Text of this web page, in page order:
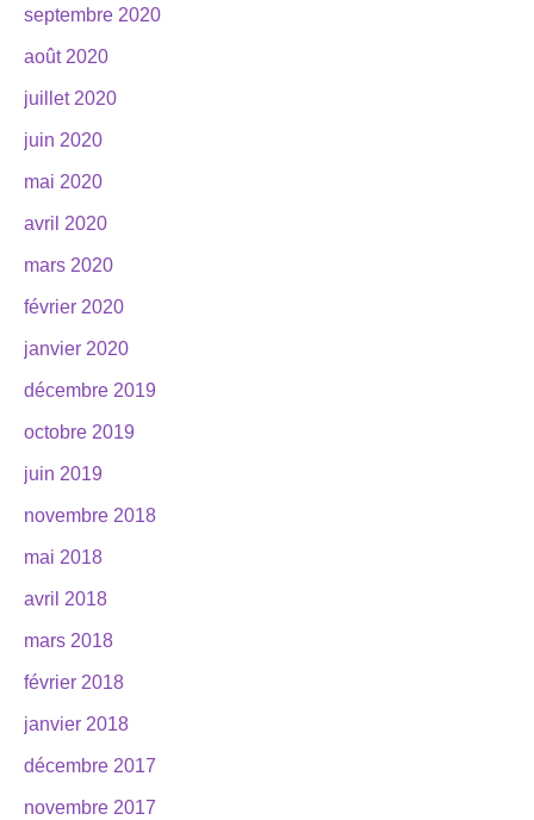
septembre 2020
août 2020
juillet 2020
juin 2020
mai 2020
avril 2020
mars 2020
février 2020
janvier 2020
décembre 2019
octobre 2019
juin 2019
novembre 2018
mai 2018
avril 2018
mars 2018
février 2018
janvier 2018
décembre 2017
novembre 2017